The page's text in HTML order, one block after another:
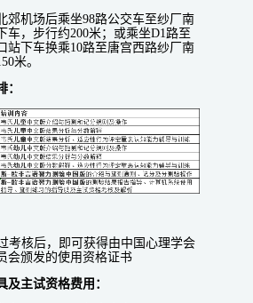
郊机场后乘坐98路公交车至纱厂南
车，步行约200米；或乘坐D1路至
站下车换乘10路至唐宫西路纱厂南
米。
：
考核后，即可获得由中国心理学会
会颁发的使用资格证书
及主试资格费用：